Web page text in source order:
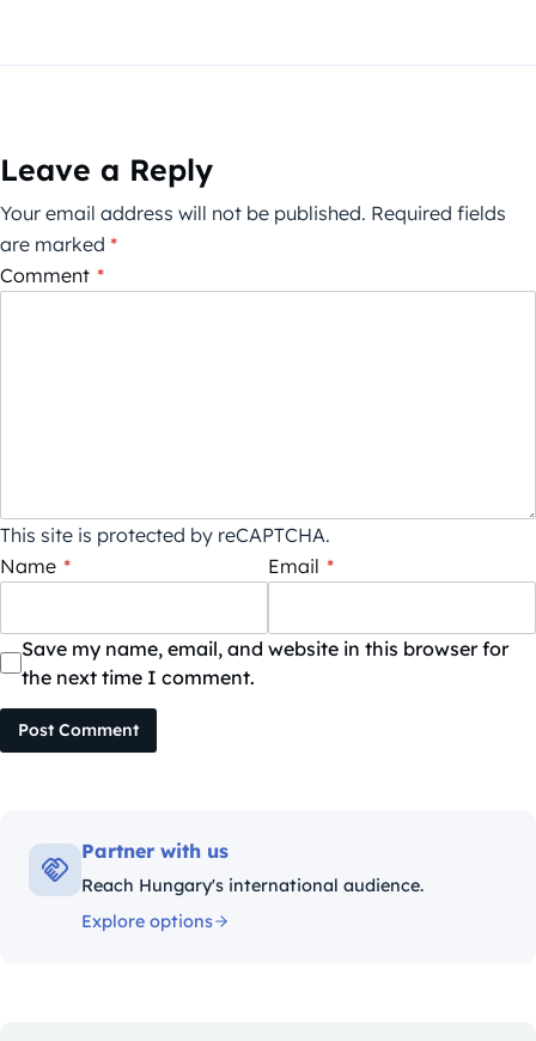
Leave a Reply
Your email address will not be published. Required fields
are marked *
Comment *
This site is protected by reCAPTCHA.
Name * Email *
Save my name, email, and website in this browser for
the next time I comment.
Post Comment
Partner with us
Reach Hungary's international audience.
Explore options